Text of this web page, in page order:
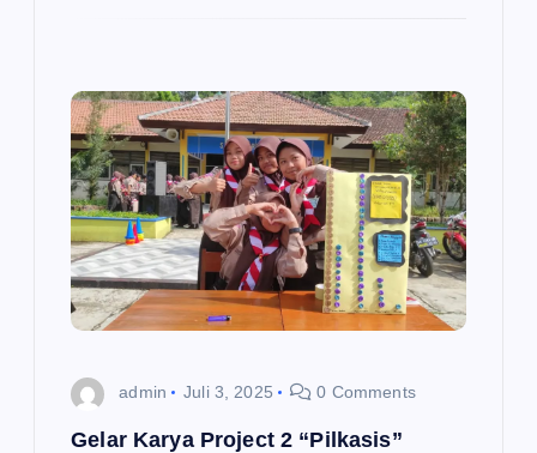
admin Juli 3, 2025 0 Comments
Gelar Karya Project 2 “Pilkasis”